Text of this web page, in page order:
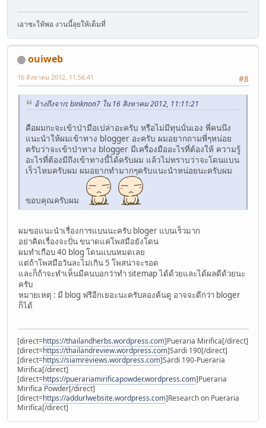
เอาซะให้พอ งานนี้ลุยให้เต็มที่
ouiweb
#8
16 สิงหาคม 2012, 11:56:41
อ้างถึงจาก: binknon7 ใน 16 สิงหาคม 2012, 11:11:21
คือผมกะจะเข้าป่ามือเปล่าอะครับ หรือไม่มีทุนนั่นเอง พี่คนนึง
แนะนำให้ผมเข้าทาง blogger อะครับ ผมอยากถามพี่ๆหน่อย
ครับว่าจะเข้าป่าทาง blogger มีเครื่องมืออะไรที่ต้องให้ ความรู้
อะไรที่ต้องมีถึงเข้าทางนี้ได้ครับผม แล้วไม่ทราบว่าจะโดนแบน
เร็วไหมครับผม ผมอยากทำมากๆครับแนะนำหน่อยนะครับผม
ขอบคุณครับผม
ผมขอแนะนำเรื่องการแบนนะครับ bloger แบนเร็วมาก
อย่าคิดเรื่องจะปั่น ขนาดแค่โพสมือยังโดน
ผมทำเกือบ 40 blog โดนแบนหมดเลย
แต่ถ้าโพสมือวันละไม่เกิน 5 โพสน่าจะรอด
และก็ถ้าจะทำเห็นมีคนบอกว่าทำ sitemap ได้ด้วยและได้ผลดีด้วยนะ
ครับ
หมายเหตุ : มี blog ฟรีอีกเยอะนะครับลองค้นดู อาจจะดีกว่า bloger
ก็ได้
[direct=https://thailandherbs.wordpress.com]Pueraria Mirifica[/direct]
[direct=https://thailandreview.wordpress.com]Sardi 190[/direct]
[direct=https://siamreviews.wordpress.com]Sardi 190-Pueraria
Mirifica[/direct]
[direct=https://puerariamirificapowder.wordpress.com]Pueraria
Mirifica Powder[/direct]
[direct=https://addurlwebsite.wordpress.com]Research on Pueraria
Mirifica[/direct]